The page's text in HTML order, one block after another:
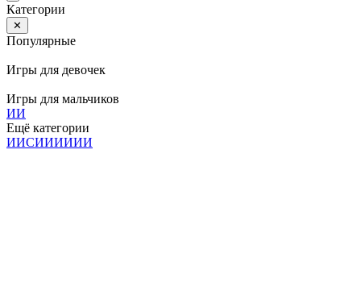
Категории
✕
Популярные
Игры для девочек
Игры для мальчиков
ИИ
Ещё категории
ИИСИИИИИИ